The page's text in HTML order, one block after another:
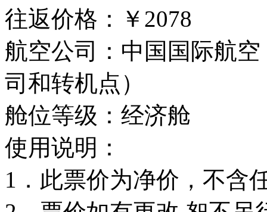
往返价格：￥2078
航空公司：中国国际航
司和转机点）
舱位等级：经济舱
使用说明：
1．此票价为净价，不含